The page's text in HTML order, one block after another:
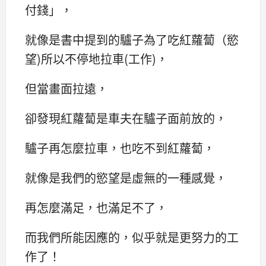
付錢」，
就像是書中提到的驢子為了吃紅蘿蔔（慾
望)所以不停地拉車(工作)，
但當畫面拉遠，
卻發現紅蘿蔔是車夫在驢子面前放的，
驢子再怎麼拉車，也吃不到紅蘿蔔，
就像是我們的慾望是虛無的一種感覺，
再怎麼滿足，也滿足不了，
而我們所能因應的，似乎就是更努力的工
作了！